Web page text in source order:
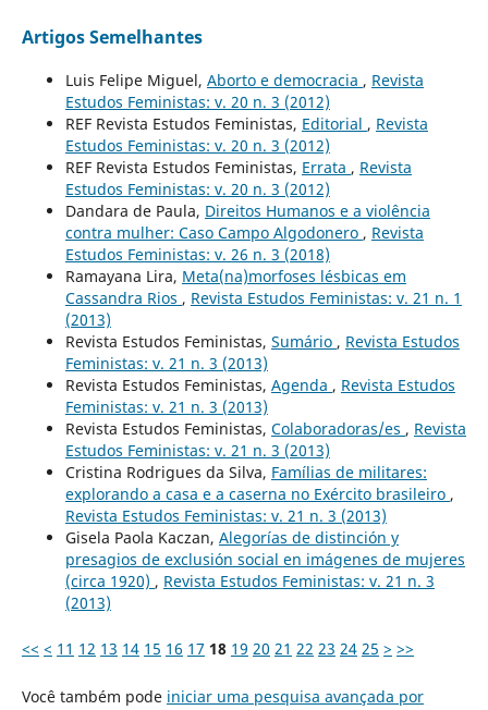
Artigos Semelhantes
Luis Felipe Miguel, Aborto e democracia , Revista
Estudos Feministas: v. 20 n. 3 (2012)
REF Revista Estudos Feministas, Editorial , Revista
Estudos Feministas: v. 20 n. 3 (2012)
REF Revista Estudos Feministas, Errata , Revista
Estudos Feministas: v. 20 n. 3 (2012)
Dandara de Paula, Direitos Humanos e a violência
contra mulher: Caso Campo Algodonero , Revista
Estudos Feministas: v. 26 n. 3 (2018)
Ramayana Lira, Meta(na)morfoses lésbicas em
Cassandra Rios , Revista Estudos Feministas: v. 21 n. 1
(2013)
Revista Estudos Feministas, Sumário , Revista Estudos
Feministas: v. 21 n. 3 (2013)
Revista Estudos Feministas, Agenda , Revista Estudos
Feministas: v. 21 n. 3 (2013)
Revista Estudos Feministas, Colaboradoras/es , Revista
Estudos Feministas: v. 21 n. 3 (2013)
Cristina Rodrigues da Silva, Famílias de militares:
explorando a casa e a caserna no Exército brasileiro ,
Revista Estudos Feministas: v. 21 n. 3 (2013)
Gisela Paola Kaczan, Alegorías de distinción y
presagios de exclusión social en imágenes de mujeres
(circa 1920) , Revista Estudos Feministas: v. 21 n. 3
(2013)
<< < 11 12 13 14 15 16 17 18 19 20 21 22 23 24 25 > >>
Você também pode iniciar uma pesquisa avançada por